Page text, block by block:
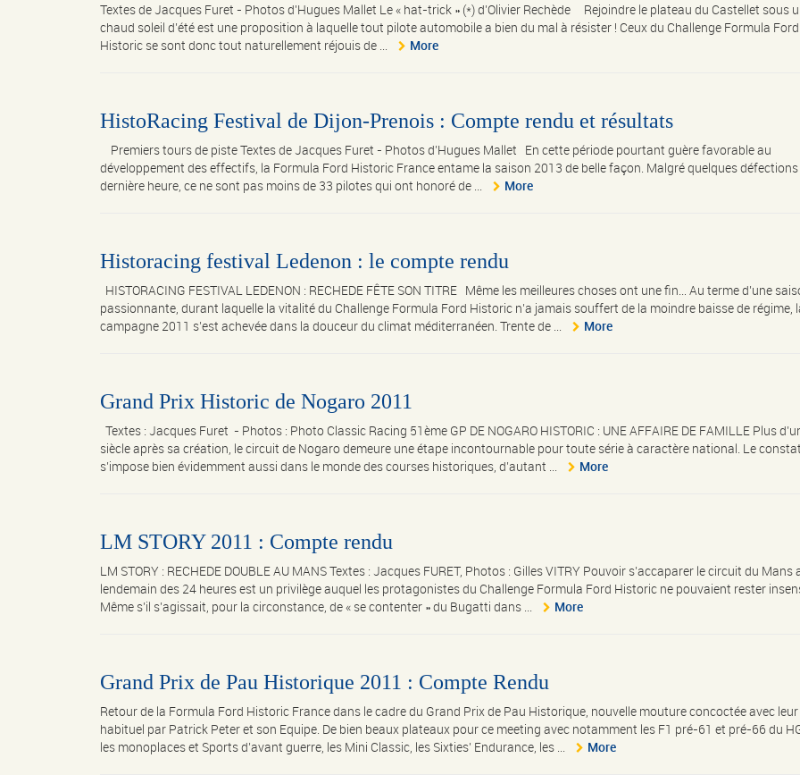
Textes de Jacques Furet - Photos d'Hugues Mallet Le « hat-trick » (*) d’Olivier Rechède Rejoindre le plateau du Castellet sous
chaud soleil d’été est une proposition à laquelle tout pilote automobile a bien du mal à résister ! Ceux du Challenge Formula Ford
Historic se sont donc tout naturellement réjouis de ...
More
HistoRacing Festival de Dijon-Prenois : Compte rendu et résultats
Premiers tours de piste Textes de Jacques Furet - Photos d’Hugues Mallet En cette période pourtant guère favorable au
développement des effectifs, la Formula Ford Historic France entame la saison 2013 de belle façon. Malgré quelques
dernière heure, ce ne sont pas moins de 33 pilotes qui ont honoré de ...
More
Historacing festival Ledenon : le compte rendu
HISTORACING FESTIVAL LEDENON : RECHEDE FÊTE SON TITRE Même les meilleures choses ont une fin… Au terme d’une
passionnante, durant laquelle la vitalité du Challenge Formula Ford Historic n’a jamais souffert de la moindre baisse de régime,
campagne 2011 s’est achevée dans la douceur du climat méditerranéen. Trente de ...
More
Grand Prix Historic de Nogaro 2011
Textes : Jacques Furet - Photos : Photo Classic Racing 51ème GP DE NOGARO HISTORIC : UNE AFFAIRE DE FAMILLE Plus
siècle après sa création, le circuit de Nogaro demeure une étape incontournable pour toute série à caractère national. Le constat
s’impose bien évidemment aussi dans le monde des courses historiques, d’autant ...
More
LM STORY 2011 : Compte rendu
LM STORY : RECHEDE DOUBLE AU MANS Textes : Jacques FURET, Photos : Gilles VITRY Pouvoir s’accaparer le circuit du Mans
lendemain des 24 heures est un privilège auquel les protagonistes du Challenge Formula Ford Historic ne pouvaient rester
Même s’il s’agissait, pour la circonstance, de « se contenter » du Bugatti dans ...
More
Grand Prix de Pau Historique 2011 : Compte Rendu
Retour de la Formula Ford Historic France dans le cadre du Grand Prix de Pau Historique, nouvelle mouture concoctée avec
habituel par Patrick Peter et son Equipe. De bien beaux plateaux pour ce meeting avec notamment les F1 pré-61 et pré-66 du
les monoplaces et Sports d’avant guerre, les Mini Classic, les Sixties’ Endurance, les ...
More